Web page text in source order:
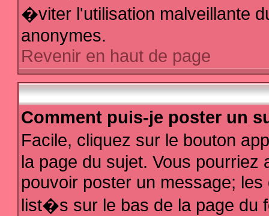
�viter l'utilisation malveillante
anonymes.
Revenir en haut de page
Comment puis-je poster un
Facile, cliquez sur le bouton
la page du sujet. Vous
pouvoir poster un message;
list�s sur le bas de la page du